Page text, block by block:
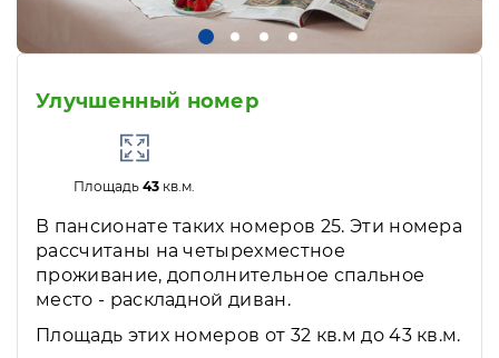
Улучшенный номер
Площадь43 кв.м.
В пансионате таких номеров 25. Эти номера
рассчитаны на четырехместное
проживание, дополнительное спальное
место - раскладной диван.
Площадь этих номеров от 32 кв.м до 43 кв.м.